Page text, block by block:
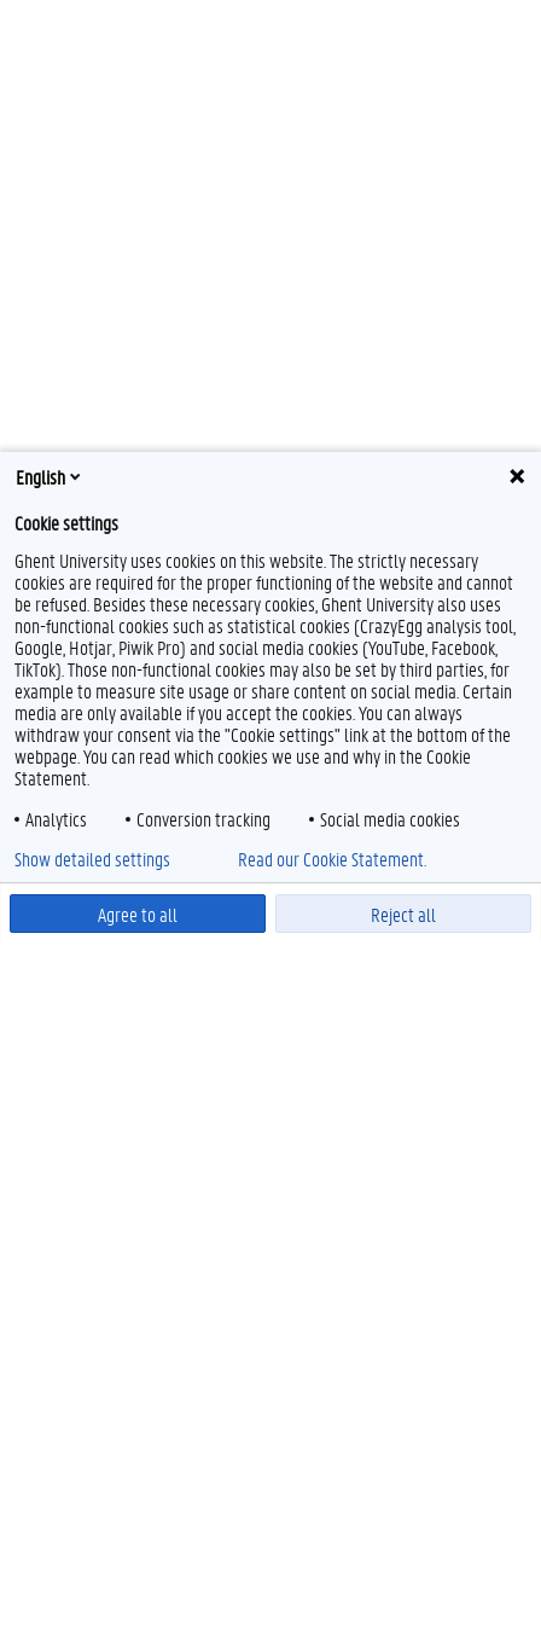
English
Cookie settings
Ghent University uses cookies on this website. The strictly necessary
cookies are required for the proper functioning of the website and cannot
be refused. Besides these necessary cookies, Ghent University also uses
non-functional cookies such as statistical cookies (CrazyEgg analysis tool,
Google, Hotjar, Piwik Pro) and social media cookies (YouTube, Facebook,
TikTok). Those non-functional cookies may also be set by third parties, for
example to measure site usage or share content on social media. Certain
media are only available if you accept the cookies. You can always
withdraw your consent via the "Cookie settings" link at the bottom of the
webpage. You can read which cookies we use and why in the Cookie
Statement.
Analytics
Conversion tracking Social media cookies
Agree to all Reject all
Show detailed settings Read our Cookie Statement.